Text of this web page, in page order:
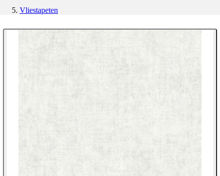
Vliestapeten